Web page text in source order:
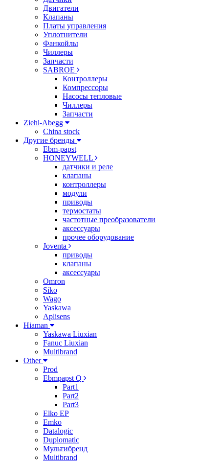
Двигатели
Клапаны
Платы управления
Уплотнители
Фанкойлы
Чиллеры
Запчасти
SABROE
Контроллеры
Компрессоры
Насосы тепловые
Чиллеры
Запчасти
Ziehl-Abegg
China stock
Другие бренды
Ebm-papst
HONEYWELL
датчики и реле
клапаны
контроллеры
модули
приводы
термостаты
частотные преобразователи
аксессуары
прочее оборудование
Joventa
приводы
клапаны
аксессуары
Omron
Siko
Wago
Yaskawa
Aplisens
Hiaman
Yaskawa Liuxian
Fanuc Liuxian
Multibrand
Other
Prod
Ebmpapst Q
Part1
Part2
Part3
Elko EP
Emko
Datalogic
Duplomatic
Мультибренд
Multibrand